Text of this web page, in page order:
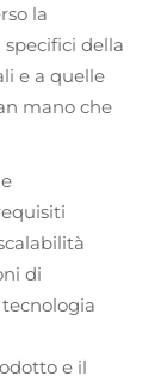
la
della
e a quelle
mano che
di
e il